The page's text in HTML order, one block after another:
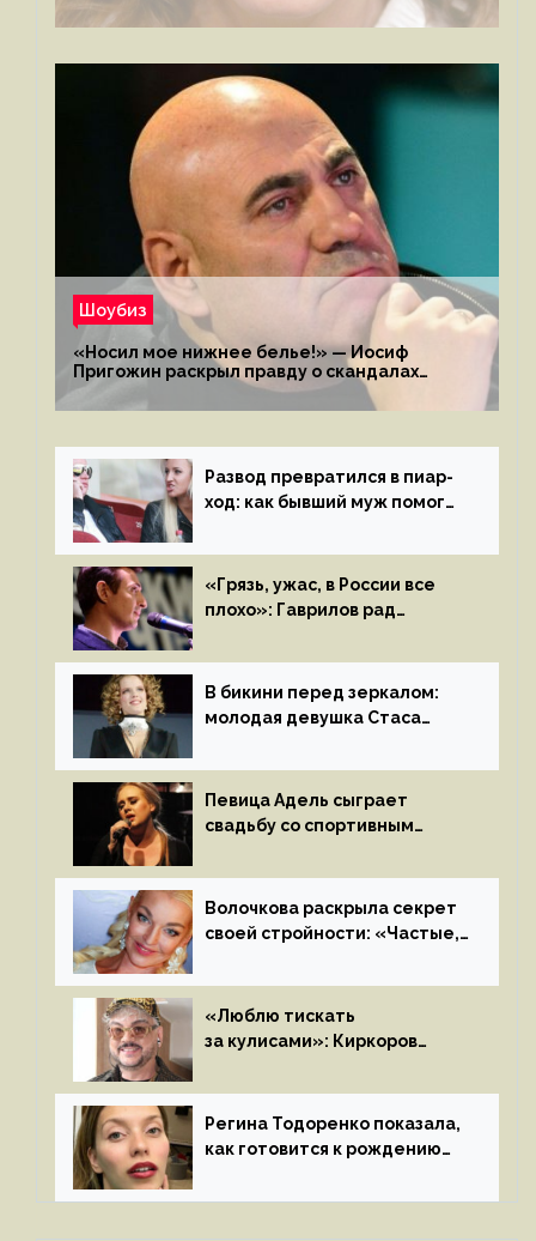
Шоубиз
«Носил мое нижнее белье!» — Иосиф
Пригожин раскрыл правду о скандалах
с мужем своей экс-жены
Развод превратился в пиар-
ход: как бывший муж помог
«Грязь, ужас, в России все
плохо»: Гаврилов рад
иноагентов
В бикини перед зеркалом:
молодая девушка Стаса
на камеру
Певица Адель сыграет
свадьбу со спортивным
летом
Волочкова раскрыла секрет
своей стройности: «Частые,
«Люблю тискать
за кулисами»: Киркоров
к молодой особе
Регина Тодоренко показала,
как готовится к рождению